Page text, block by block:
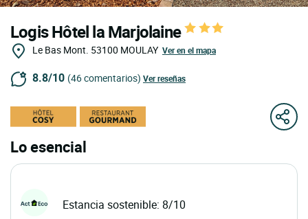
Logis Hôtel la Marjolaine
Le Bas Mont. 53100 MOULAY Ver en el mapa
8.8/10 (46 comentarios) Ver reseñas
Lo esencial
Estancia sostenible: 8/10